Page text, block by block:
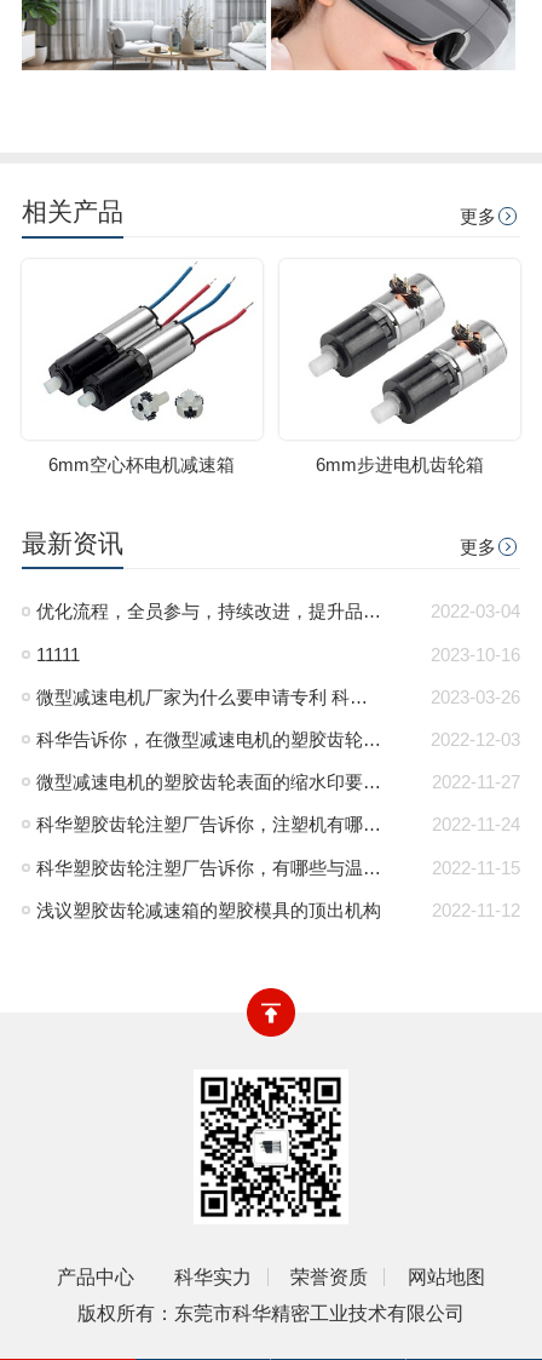
相关产品 更多
6mm空心杯电机减速箱 6mm步进电机齿轮箱
最新资讯 更多
2022-03-04
优化流程，全员参与，持续改进，提升品质管里系统
2023-10-16
11111
2023-03-26
微型减速电机厂家为什么要申请专利 科华微型减速电机
2022-12-03
科华告诉你，在微型减速电机的塑胶齿轮注塑过程中塑胶齿轮内产生气泡的原因和解决办法
2022-11-27
微型减速电机的塑胶齿轮表面的缩水印要如何解决？-科华微型减速电机厂
2022-11-24
科华塑胶齿轮注塑厂告诉你，注塑机有哪些种类
2022-11-15
科华塑胶齿轮注塑厂告诉你，有哪些与温度有关的成型参数
2022-11-12
浅议塑胶齿轮减速箱的塑胶模具的顶出机构
产品中心 科华实力 荣誉资质
网站地图
版权所有：东莞市科华精密工业技术有限公司